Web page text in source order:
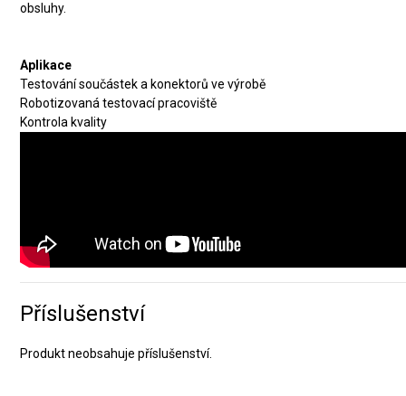
obsluhy.
Aplikace
Testování součástek a konektorů ve výrobě
Robotizovaná testovací pracoviště
Kontrola kvality
Příslušenství
Produkt neobsahuje příslušenství.